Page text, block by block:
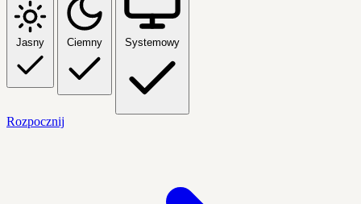
Jasny Ciemny Systemowy
Rozpocznij